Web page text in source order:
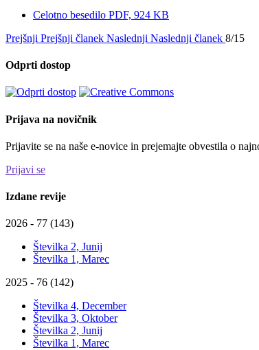
Celotno besedilo PDF, 924 KB
Prejšnji Prejšnji članek Naslednji Naslednji članek 8/15
Odprti dostop
Prijava na novičnik
Prijavite se na naše e-novice in prejemajte obvestila o
Prijavi se
Izdane revije
2026 - 77 (143)
Številka 2, Junij
Številka 1, Marec
2025 - 76 (142)
Številka 4, December
Številka 3, Oktober
Številka 2, Junij
Številka 1, Marec